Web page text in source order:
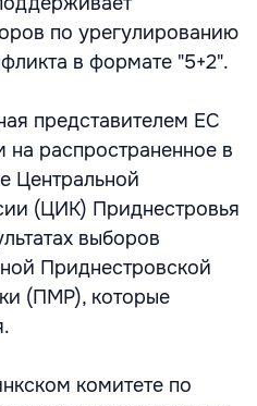
по урегулированию
в формате "5+2".
представителем ЕС
на распространенное в
Центральной
(ЦИК) Приднестровья
выборов
Приднестровской
(ПМР), которые
комитете по